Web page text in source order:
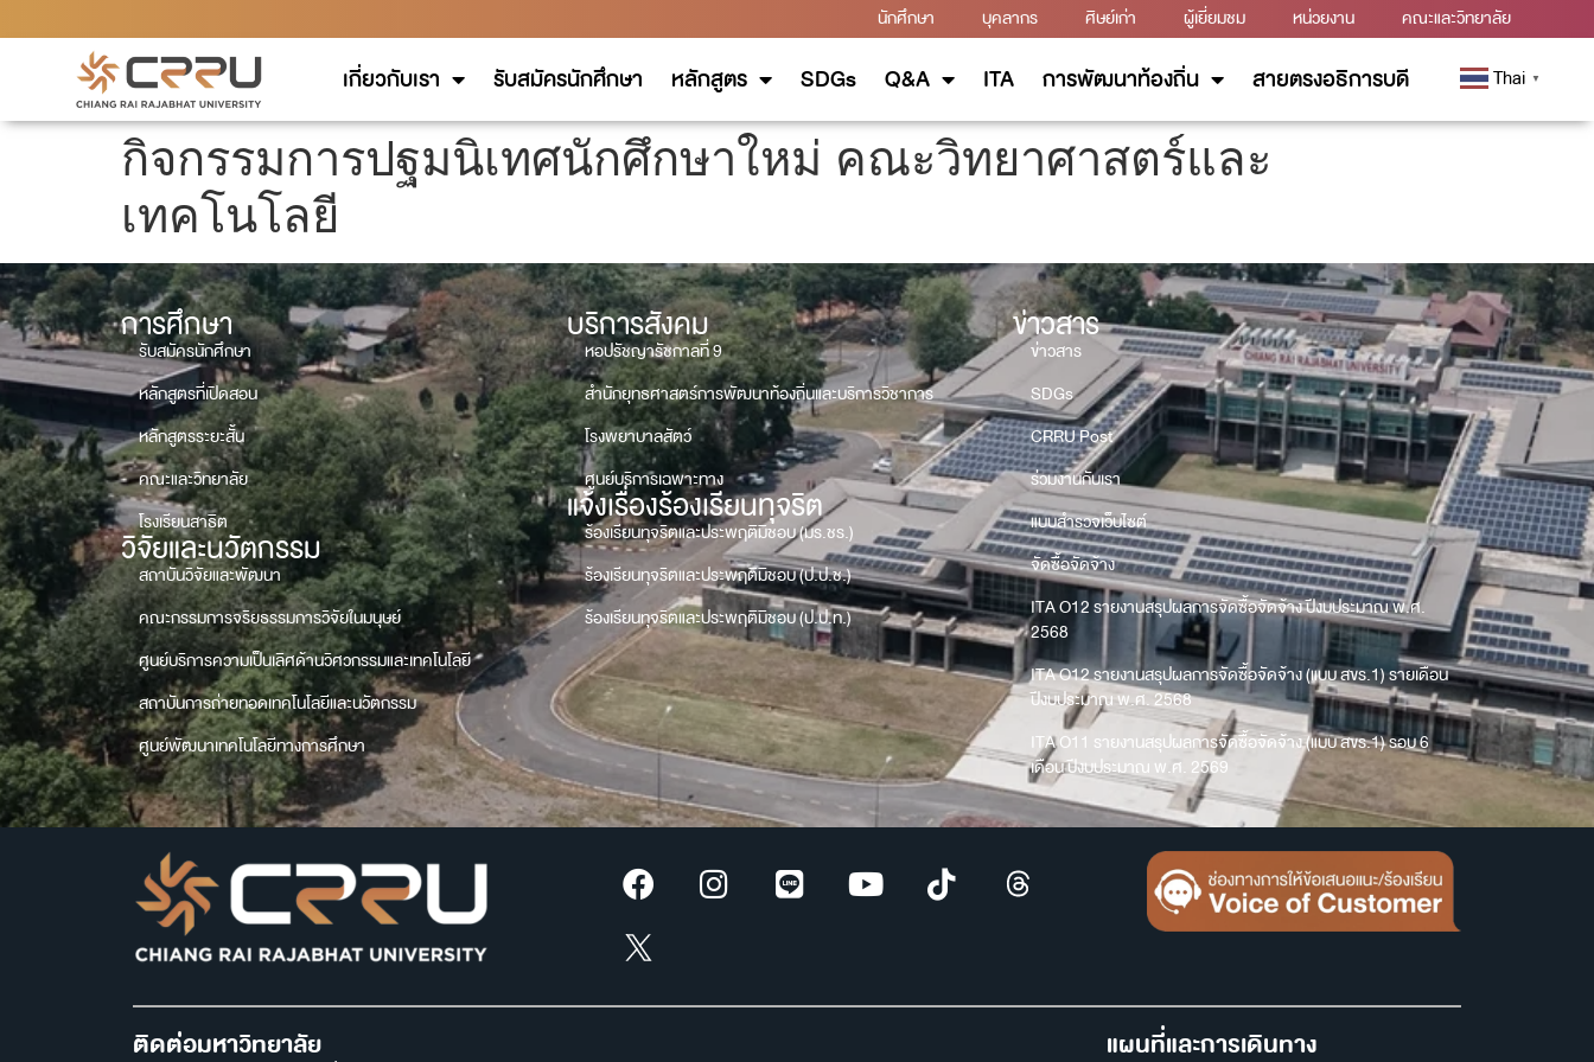
นักศึกษา บุคลากร ศิษย์เก่า ผู้เยี่ยมชม หน่วยงาน คณะและวิทยาลัย
เกี่ยวกับเรา รับสมัครนักศึกษา หลักสูตร SDGs Q&A ITA การพัฒนาท้องถิ่น สายตรงอธิการบดี Thai ▼
กิจกรรมการปฐมนิเทศนักศึกษาใหม่ คณะวิทยาศาสตร์และ
เทคโนโลยี
การศึกษา
รับสมัครนักศึกษา
หลักสูตรที่เปิดสอน
หลักสูตรระยะสั้น
คณะและวิทยาลัย
โรงเรียนสาธิต
วิจัยและนวัตกรรม
สถาบันวิจัยและพัฒนา
คณะกรรมการจริยธรรมการวิจัยในมนุษย์
ศูนย์บริการความเป็นเลิศด้านวิศวกรรมและเทคโนโลยี
สถาบันการถ่ายทอดเทคโนโลยีและนวัตกรรม
ศูนย์พัฒนาเทคโนโลยีทางการศึกษา
บริการสังคม
หอปรัชญารัชกาลที่ 9
สำนักยุทธศาสตร์การพัฒนาท้องถิ่นและบริการวิชาการ
โรงพยาบาลสัตว์
ศูนย์บริการเฉพาะทาง
แจ้งเรื่องร้องเรียนทุจริต
ร้องเรียนทุจริตและประพฤติมิชอบ (มร.ชร.)
ร้องเรียนทุจริตและประพฤติมิชอบ (ป.ป.ช.)
ร้องเรียนทุจริตและประพฤติมิชอบ (ป.ป.ท.)
ข่าวสาร
ข่าวสาร
SDGs
CRRU Post
ร่วมงานกับเรา
แบบสำรวจเว็บไซต์
จัดซื้อจัดจ้าง
ITA O12 รายงานสรุปผลการจัดซื้อจัดจ้าง ปีงบประมาณ พ.ศ.
2568
ITA O12 รายงานสรุปผลการจัดซื้อจัดจ้าง (แบบ สขร.1) รายเดือน
ปีงบประมาณ พ.ศ. 2568
ITA O11 รายงานสรุปผลการจัดซื้อจัดจ้าง (แบบ สขร.1) รอบ 6
เดือน ปีงบประมาณ พ.ศ. 2569
ติดต่อมหาวิทยาลัย แผนที่และการเดินทาง